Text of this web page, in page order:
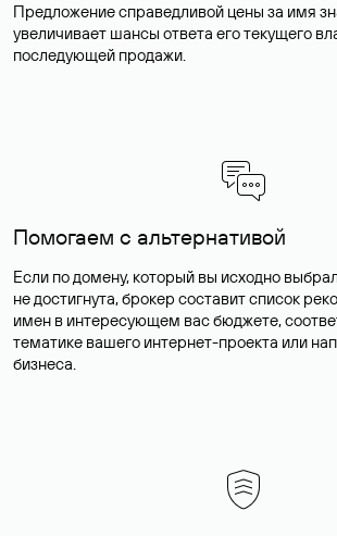
Предложение справедливой цены за имя
увеличивает шансы ответа его текущего
последующей продажи.
Помогаем с альтернативой
Если по домену, который вы исходно
не достигнута, брокер составит список
имен в интересующем вас бюджете,
тематике вашего интернет-проекта или
бизнеса.